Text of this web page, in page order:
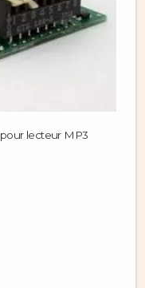
lecteur MP3